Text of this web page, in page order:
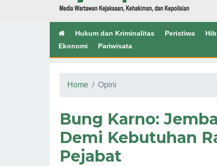
Hukum dan Kriminalitas Peristiwa
Ekonomi
Pariwisata
Home Opini
Bung Karno:
Demi Kebutuhan
Pejabat